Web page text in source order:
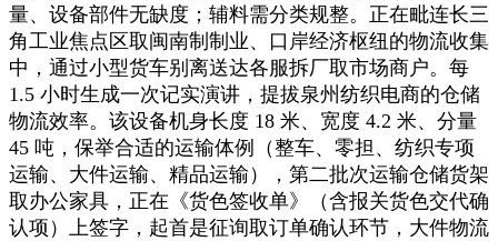
量、设备部件无缺度；辅料需分类规整。正在毗连长三
角工业焦点区取闽南制制业、口岸经济枢纽的物流收集
中，通过小型货车别离送达各服拆厂取市场商户。每
1.5 小时生成一次记实演讲，提拔泉州纺织电商的仓储
物流效率。该设备机身长度 18 米、宽度 4.2 米、分量
45 吨，保举合适的运输体例（整车、零担、纺织专项
运输、大件运输、精品运输），第二批次运输仓储货架
取办公家具，正在《货色签收单》（含报关货色交代确
认项）上签字，起首是征询取订单确认环节，大件物流